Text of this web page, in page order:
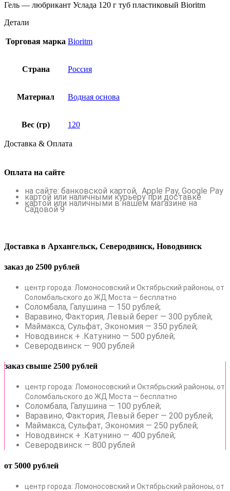
Гель — любрикант Услада 120 г туб пластиковый Bioritm
Детали
Торговая марка Bioritm
Страна Россия
Материал Водная основа
Вес (гр) 120
Доставка & Оплата
Оплата на сайте
на сайте: банковской картой, Apple Pay, Google Pay
картой или наличными курьеру при доставке
картой или наличными в нашем магазине на
Садовой 9
Доставка в Архангельск, Северодвинск, Новодвинск
заказ до 2500 рублей
центр города: Ломоносовский и Октябрьский районоы, от
Соломбальского до ЖД Моста — бесплатно
Соломбала, Галушина — 150 рублей;
Варавино, Фактория, Левый берег — 300 рублей;
Маймакса, Сульфат, Экономия — 350 рублей;
Новодвинск + .Катунино — 500 рублей;
Северодвинск — 900 рублей
заказ свыше 2500 рублей
центр города: Ломоносовский и Октябрьский районоы, от
Соломбальского до ЖД Моста — бесплатно
Соломбала, Галушина — 100 рублей;
Варавино, Фактория, Левый берег — 200 рублей;
Маймакса, Сульфат, Экономия — 250 рублей;
Новодвинск + .Катунино — 400 рублей;
Северодвинск — 800 рублей
от 5000 рублей
центр города: Ломоносовский и Октябрьский районоы, от